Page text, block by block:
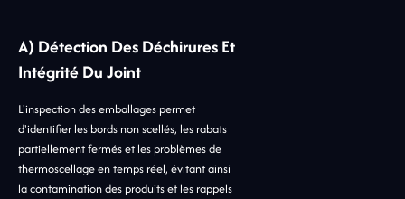
A) Détection Des Déchirures Et
Intégrité Du Joint
L'inspection des emballages permet
d'identifier les bords non scellés, les rabats
partiellement fermés et les problèmes de
thermoscellage en temps réel, évitant ainsi
la contamination des produits et les rappels